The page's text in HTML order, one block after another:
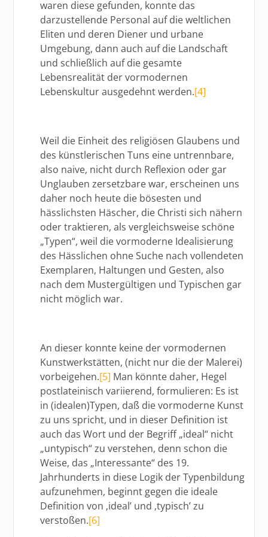
waren diese gefunden, konnte das
darzustellende Personal auf die weltlichen
Eliten und deren Diener und urbane
Umgebung, dann auch auf die Landschaft
und schließlich auf die gesamte
Lebensrealität der vormodernen
Lebenskultur ausgedehnt werden.[4]
Weil die Einheit des religiösen Glaubens und
des künstlerischen Tuns eine untrennbare,
also naive, nicht durch Reflexion oder gar
Unglauben zersetzbare war, erscheinen uns
daher noch heute die bösesten und
hässlichsten Häscher, die Christi sich nähern
oder traktieren, als vergleichsweise schöne
„Typen“, weil die vormoderne Idealisierung
des Hässlichen ohne Suche nach vollendeten
Exemplaren, Haltungen und Gesten, also
nach dem Mustergültigen und Typischen gar
nicht möglich war.
An dieser konnte keine der vormodernen
Kunstwerkstätten, (nicht nur die der Malerei)
vorbeigehen.[5] Man könnte daher, Hegel
postlateinisch variierend, formulieren: Es ist
in (idealen)Typen, daß die vormoderne Kunst
zu uns spricht, und in dieser Definition ist
auch das Wort und der Begriff „ideal“ nicht
„untypisch“ zu verstehen, denn schon die
Weise, das „Interessante“ des 19.
Jahrhunderts in diese Logik der Typenbildung
aufzunehmen, beginnt gegen die ideale
Definition von ‚ideal’ und ‚typisch’ zu
verstoßen.[6]